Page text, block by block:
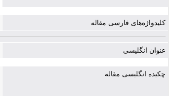
کلیدواژه‌های فارسی مقاله
عنوان انگلیسی
چکیده انگلیسی مقاله